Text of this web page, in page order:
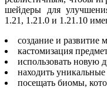
шейдеры для
1.21, 1.21.0 и 1.21.10
создание и развитие
кастомизация
использовать новую
находить уникальные
посещать биомы,